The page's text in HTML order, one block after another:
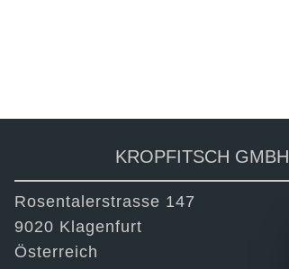
KROPFITSCH GMBH
Rosentalerstrasse 147
9020 Klagenfurt
Österreich